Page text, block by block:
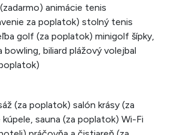
animácie tenis
za poplatok) stolný tenis
golf (za poplatok) minigolf šípky,
bowling, biliard plážový volejbal
(za poplatok) salón krásy (za
sauna (za poplatok) Wi-Fi